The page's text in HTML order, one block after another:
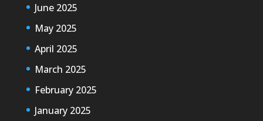
June 2025
May 2025
April 2025
March 2025
February 2025
January 2025